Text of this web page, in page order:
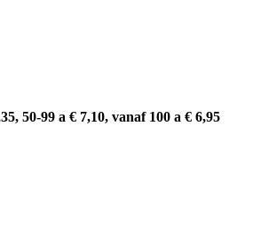
50-99 a € 7,10, vanaf 100 a € 6,95